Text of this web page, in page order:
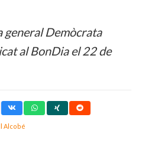
general Demòcrata
al BonDia el 22 de
Alcobé